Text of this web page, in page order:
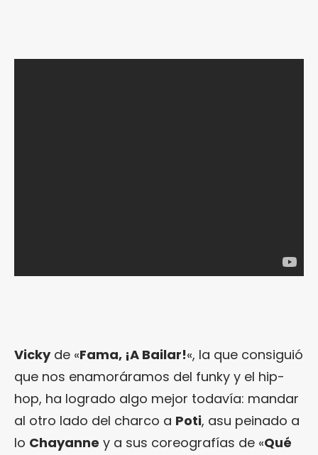
Vickyde «Fama, ¡A Bailar!«, la que consiguió
que nos enamoráramos del funky y el hip-
hop, ha logrado algo mejor todavía: mandar
al otro lado del charco a Poti, asu peinado a
lo Chayanne y a sus coreografías de «Qué